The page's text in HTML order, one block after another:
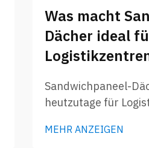
Was macht
Dächer ideal
Sandwichpaneel-
heutzutage für
Paneel bestehen
MEHR ANZEIGEN